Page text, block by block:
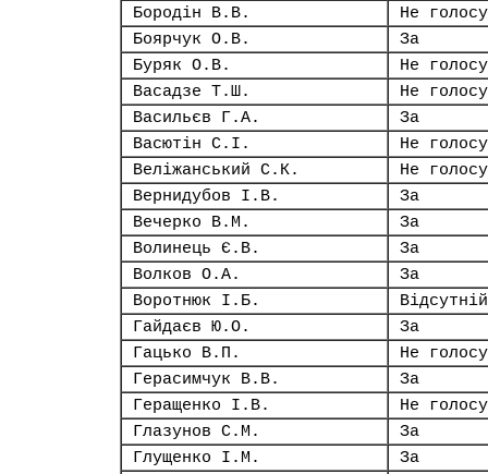
Бородін В.В.
Не
Боярчук О.В.
За
Буряк О.В.
Не
Васадзе Т.Ш.
Не
Васильєв Г.А.
За
Васютін С.І.
Не
Веліжанський С.К.
Не
Вернидубов І.В.
За
Вечерко В.М.
За
Волинець Є.В.
За
Волков О.А.
За
Воротнюк І.Б.
Відсутній
Гайдаєв Ю.О.
За
Гацько В.П.
Не
Герасимчук В.В.
За
Геращенко І.В.
Не
Глазунов С.М.
За
Глущенко І.М.
За